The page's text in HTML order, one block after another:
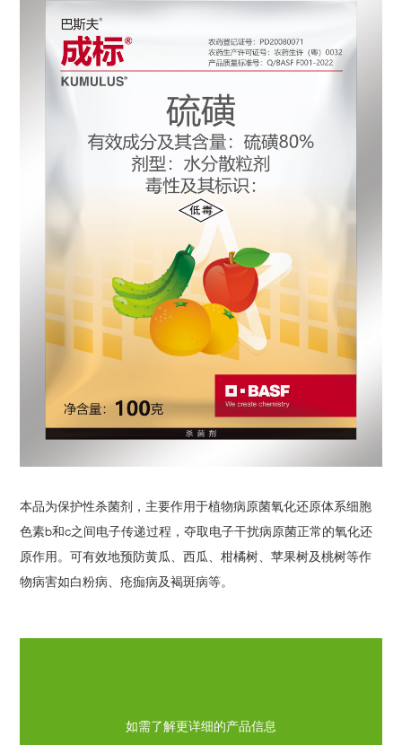
本品为保护性杀菌剂，主要作用于植物病原菌氧化还原体系细胞
色素b和c之间电子传递过程，夺取电子干扰病原菌正常的氧化还
原作用。可有效地预防黄瓜、西瓜、柑橘树、苹果树及桃树等作
物病害如白粉病、疮痂病及褐斑病等。
如需了解更详细的产品信息